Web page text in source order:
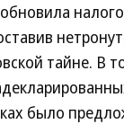
тайне. В
было